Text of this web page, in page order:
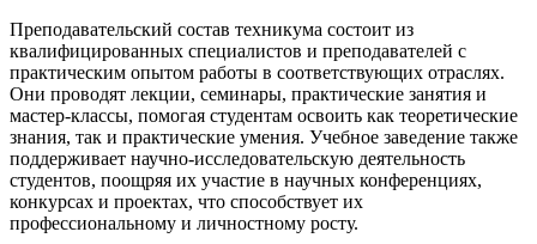
Преподавательский состав техникума состоит из
квалифицированных специалистов и преподавателей с
практическим опытом работы в соответствующих отраслях.
Они проводят лекции, семинары, практические занятия и
мастер-классы, помогая студентам освоить как теоретические
знания, так и практические умения. Учебное заведение также
поддерживает научно-исследовательскую деятельность
студентов, поощряя их участие в научных конференциях,
конкурсах и проектах, что способствует их
профессиональному и личностному росту.